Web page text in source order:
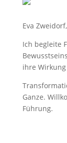
Eva
Ich begleite
ihre
Ganze.
Führung.